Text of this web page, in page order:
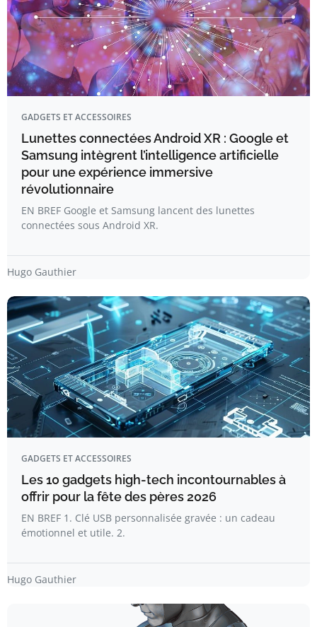
GADGETS ET ACCESSOIRES
Lunettes connectées Android XR : Google et
Samsung intègrent l’intelligence artificielle
pour une expérience immersive
révolutionnaire
EN BREF Google et Samsung lancent des lunettes
connectées sous Android XR.
Hugo Gauthier
GADGETS ET ACCESSOIRES
Les 10 gadgets high-tech incontournables à
offrir pour la fête des pères 2026
EN BREF 1. Clé USB personnalisée gravée : un cadeau
émotionnel et utile. 2.
Hugo Gauthier